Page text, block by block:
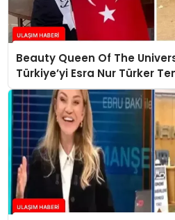
Beauty Queen Of The
Türkiye’yi Esra Nur Türker